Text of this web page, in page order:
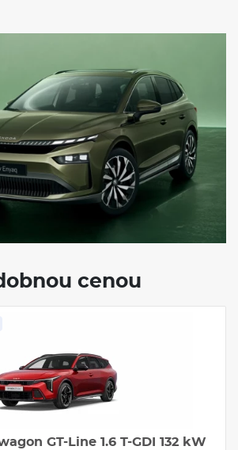
cenou
GT-Line 1.6 T-GDI 132 kW